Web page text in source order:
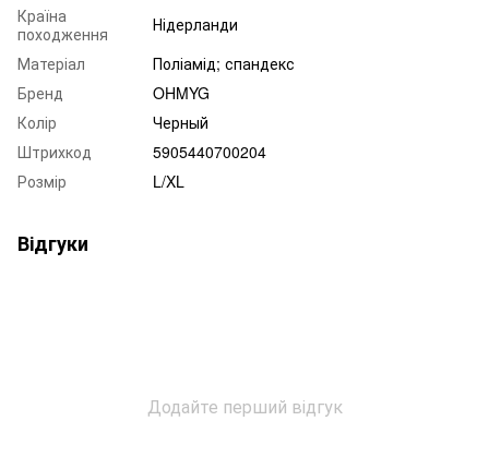
Країна
походження
Нідерланди
Матеріал
Поліамід; спандекс
Бренд
OHMYG
Колір
Черный
Штрихкод
5905440700204
Розмір
L/XL
Відгуки
Додайте перший відгук